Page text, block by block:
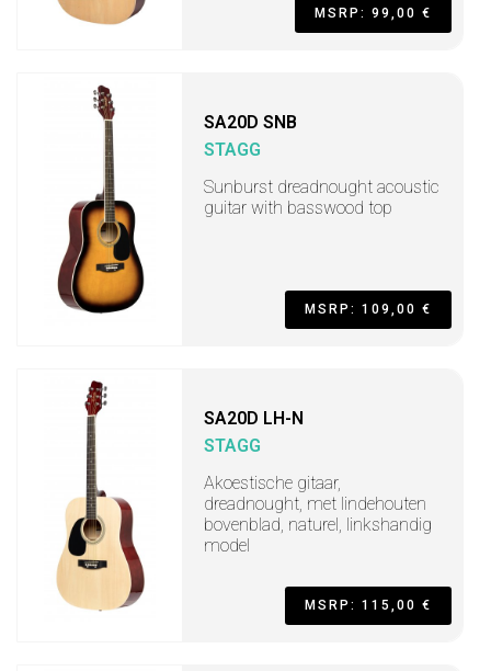
MSRP: 99,00 €
SA20D SNB
STAGG
Sunburst dreadnought acoustic
guitar with basswood top
MSRP: 109,00 €
SA20D LH-N
STAGG
Akoestische gitaar,
dreadnought, met lindehouten
bovenblad, naturel, linkshandig
model
MSRP: 115,00 €